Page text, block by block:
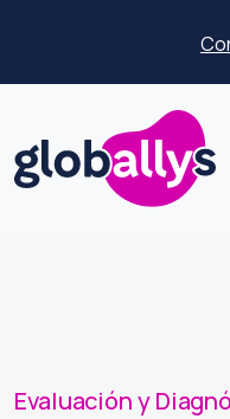
Buscar:
Evaluación y